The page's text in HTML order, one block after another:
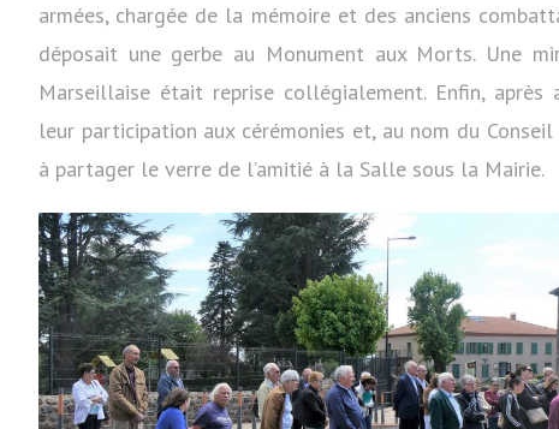
armées, chargée de la mémoire et des anciens
déposait une gerbe au Monument aux Morts. Une
Marseillaise était reprise collégialement. Enfin,
leur participation aux cérémonies et, au nom du
à partager le verre de l’amitié à la Salle sous la Mairie.